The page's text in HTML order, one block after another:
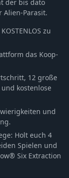
der bis dato
Alien-Parasit.
zu
das Koop-
12 große
kostenlose
und
Holt euch 4
Spielen und
Six Extraction